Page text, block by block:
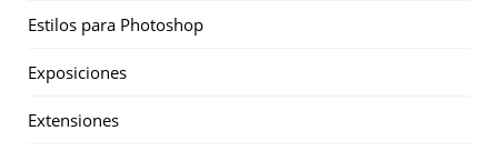
Estilos para Photoshop
Exposiciones
Extensiones